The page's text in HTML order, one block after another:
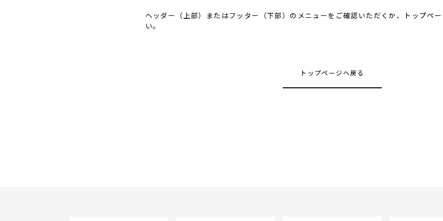
ヘッダー（上部）またはフッター（下部）のメニューをご確認いただくか、トップペ
い。
トップページへ戻る